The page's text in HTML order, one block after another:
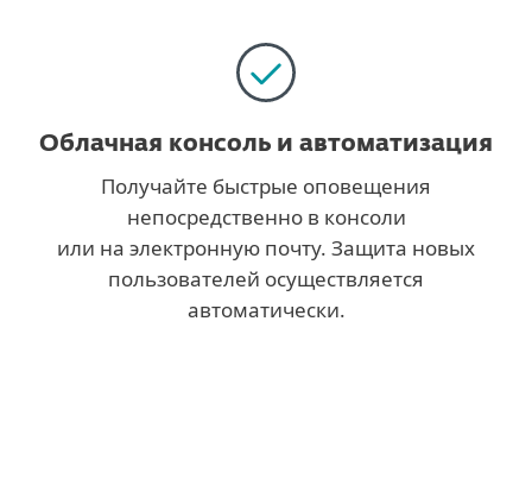
Облачная консоль и автоматизация
Получайте быстрые оповещения
непосредственно в консоли
или на электронную почту. Защита новых
пользователей осуществляется
автоматически.